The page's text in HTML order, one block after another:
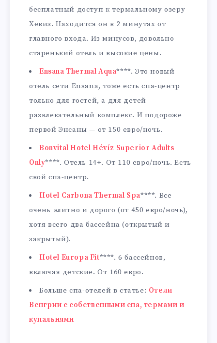
бесплатный доступ к термальному озеру
Хевиз. Находится он в 2 минутах от
главного входа. Из минусов, довольно
старенький отель и высокие цены.
Ensana Thermal Aqua****. Это новый
отель сети Ensana, тоже есть спа-центр
только для гостей, а для детей
развлекательный комплекс. И подороже
первой Энсаны — от 150 евро/ночь.
Bonvital Hotel Hévíz Superior Adults
Only****. Отель 14+. От 110 евро/ночь. Есть
свой спа-центр.
Hotel Carbona Thermal Spa****. Все
очень элитно и дорого (от 450 евро/ночь),
хотя всего два бассейна (открытый и
закрытый).
Hotel Europa Fit****. 6 бассейнов,
включая детские. От 160 евро.
Больше спа-отелей в статье: Отели
Венгрии с собственными спа, термами и
купальнями